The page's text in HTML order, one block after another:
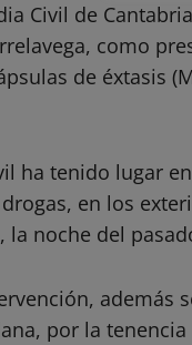
Civil de
como
de éxtasis
ha tenido lugar
en los
la noche del
además
por la